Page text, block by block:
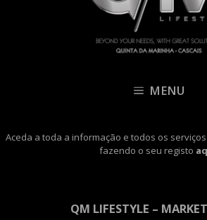
MENU
Aceda a toda a informação e todos os serviços
fazendo o seu registo
QM LIFESTYLE –